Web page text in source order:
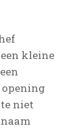
kleine
opening
niet